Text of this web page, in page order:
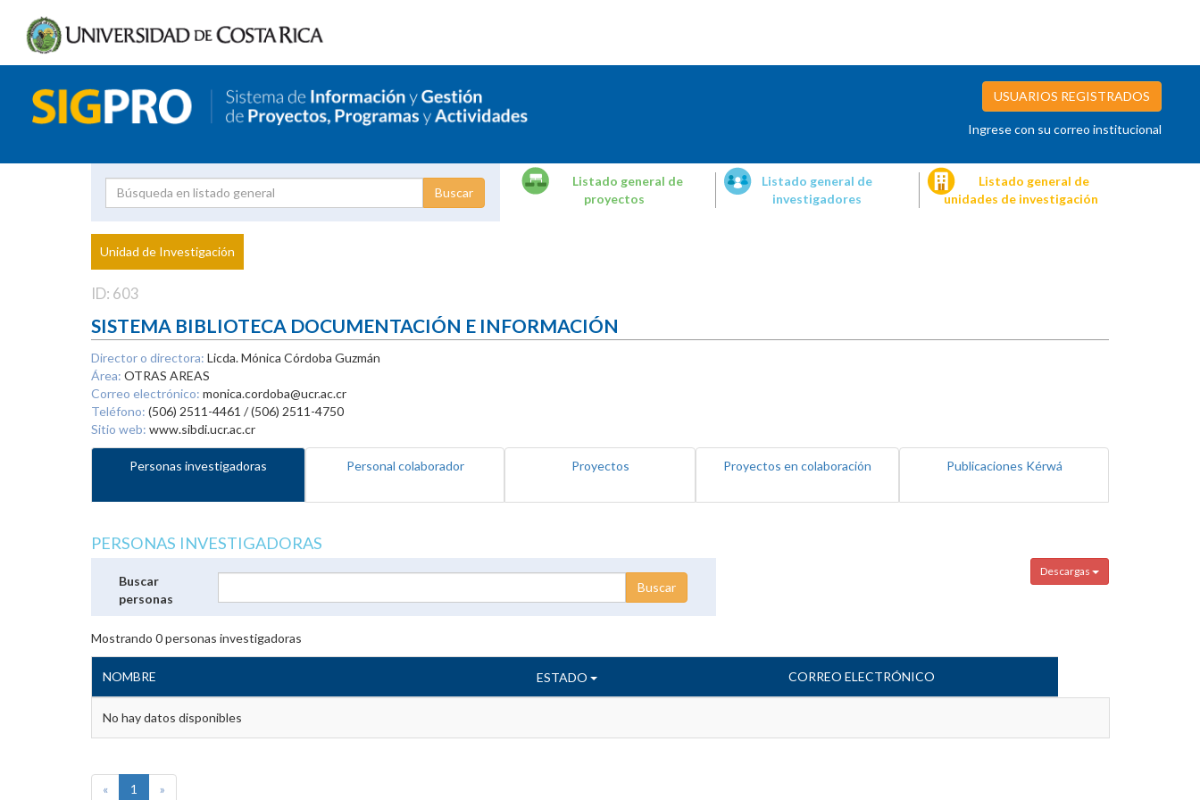
USUARIOS REGISTRADOS
Ingrese con su correo institucional
Proyecto
Investigador
Listado general de
proyectos
Listado general de
investigadores
Listado general de
unidades de investigación
Unidad de Investigación
ID: 603
SISTEMA BIBLIOTECA DOCUMENTACIÓN E INFORMACIÓN
Director o directora: Licda. Mónica Córdoba Guzmán
Área: OTRAS AREAS
Correo electrónico: monica.cordoba@ucr.ac.cr
Teléfono: (506) 2511-4461 / (506) 2511-4750
Sitio web: www.sibdi.ucr.ac.cr
Personas investigadoras Personal colaborador Proyectos Proyectos en colaboración Publicaciones Kérwá
PERSONAS INVESTIGADORAS
Descargas
Buscar
personas
Mostrando 0personas investigadoras
NOMBRE ESTADO CORREO ELECTRÓNICO
No hay datos disponibles
« 1 »